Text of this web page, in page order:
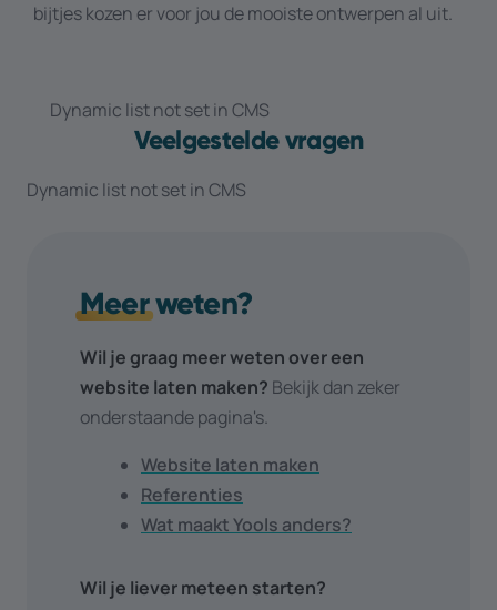
bijtjes kozen er voor jou de mooiste ontwerpen al uit.
Dynamic list not set in CMS
Meerweten?
Wil je graag meer weten over een
website laten maken? Bekijk dan zeker
onderstaande pagina's.
Website laten maken
Referenties
Wat maakt Yools anders?
Wil je liever meteen starten?
Veelgestelde vragen
Dynamic list not set in CMS